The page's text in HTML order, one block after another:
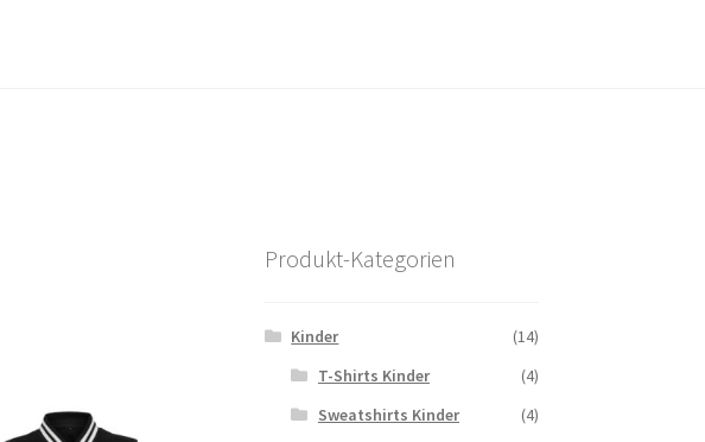
Produkt-Kategorien
Kinder
(14)
T-Shirts Kinder
(4)
Sweatshirts Kinder
(4)